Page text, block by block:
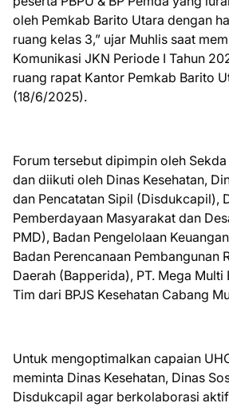
oleh Pemkab Barito Utara dengan
ruang kelas 3,” ujar Muhlis saat
Komunikasi JKN Periode I Tahun
ruang rapat Kantor Pemkab Barito
(18/6/2025).
Forum tersebut dipimpin oleh
dan diikuti oleh Dinas Kesehatan,
dan Pencatatan Sipil (Disdukcapil),
Pemberdayaan Masyarakat dan
PMD), Badan Pengelolaan
Badan Perencanaan Pembangunan
Daerah (Bapperida), PT. Mega Multi
Tim dari BPJS Kesehatan Cabang
Untuk mengoptimalkan capaian
meminta Dinas Kesehatan, Dinas
Disdukcapil agar berkolaborasi aktif